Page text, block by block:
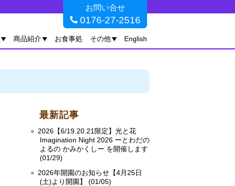
お問い合せ
0176-27-2516
商品紹介 お食事処 その他 English
最新記事
2026【6/19.20.21限定】光と花
Imagination Night 2026 ーとわだの
よるの かみかくしー を開催します
(01/29)
2026年開園のお知らせ【4月25日
(土)より開園】 (01/05)